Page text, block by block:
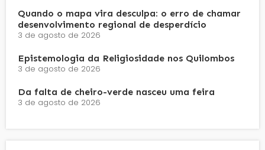
Quando o mapa vira desculpa: o erro de chamar
desenvolvimento regional de desperdício
3 de agosto de 2026
Epistemologia da Religiosidade nos Quilombos
3 de agosto de 2026
Da falta de cheiro-verde nasceu uma feira
3 de agosto de 2026